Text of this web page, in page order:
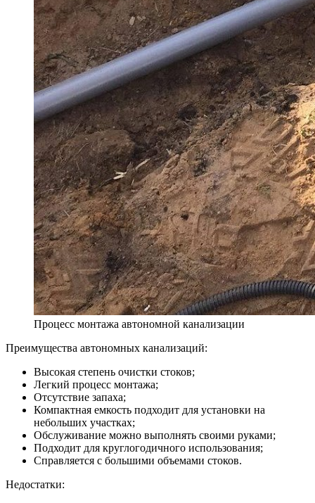
Процесс монтажа автономной канализации
Преимущества автономных канализаций:
Высокая степень очистки стоков;
Легкий процесс монтажа;
Отсутствие запаха;
Компактная емкость подходит для установки на
небольших участках;
Обслуживание можно выполнять своими руками;
Подходит для круглогодичного использования;
Справляется с большими объемами стоков.
Недостатки: